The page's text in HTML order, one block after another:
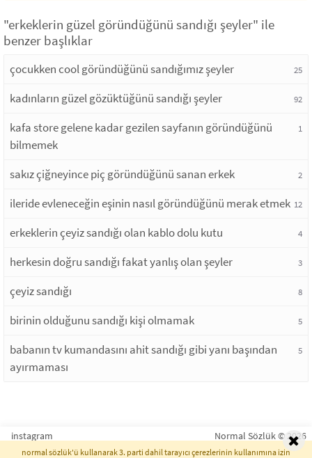
"erkeklerin güzel göründüğünü sandığı şeyler" ile
benzer başlıklar
çocukken cool göründüğünü sandığımız şeyler 25
kadınların güzel gözüktüğünü sandığı şeyler 92
kafa store gelene kadar gezilen sayfanın göründüğünü
bilmemek
1
sakız çiğneyince piç göründüğünü sanan erkek 2
ileride evleneceğin eşinin nasıl göründüğünü merak etmek 12
erkeklerin çeyiz sandığı olan kablo dolu kutu 4
herkesin doğru sandığı fakat yanlış olan şeyler 3
çeyiz sandığı 8
birinin olduğunu sandığı kişi olmamak 5
babanın tv kumandasını ahit sandığı gibi yanı başından
ayırmaması
5
instagram Normal Sözlük © 2026
normal sözlük'ü kullanarak 3. parti dahil tarayıcı çerezlerinin kullanımına izin